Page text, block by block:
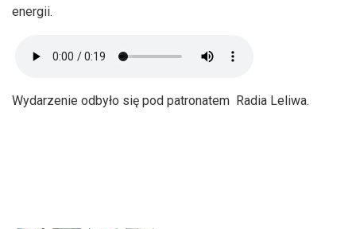
energii.
Wydarzenie odbyło się pod patronatem Radia Leliwa.